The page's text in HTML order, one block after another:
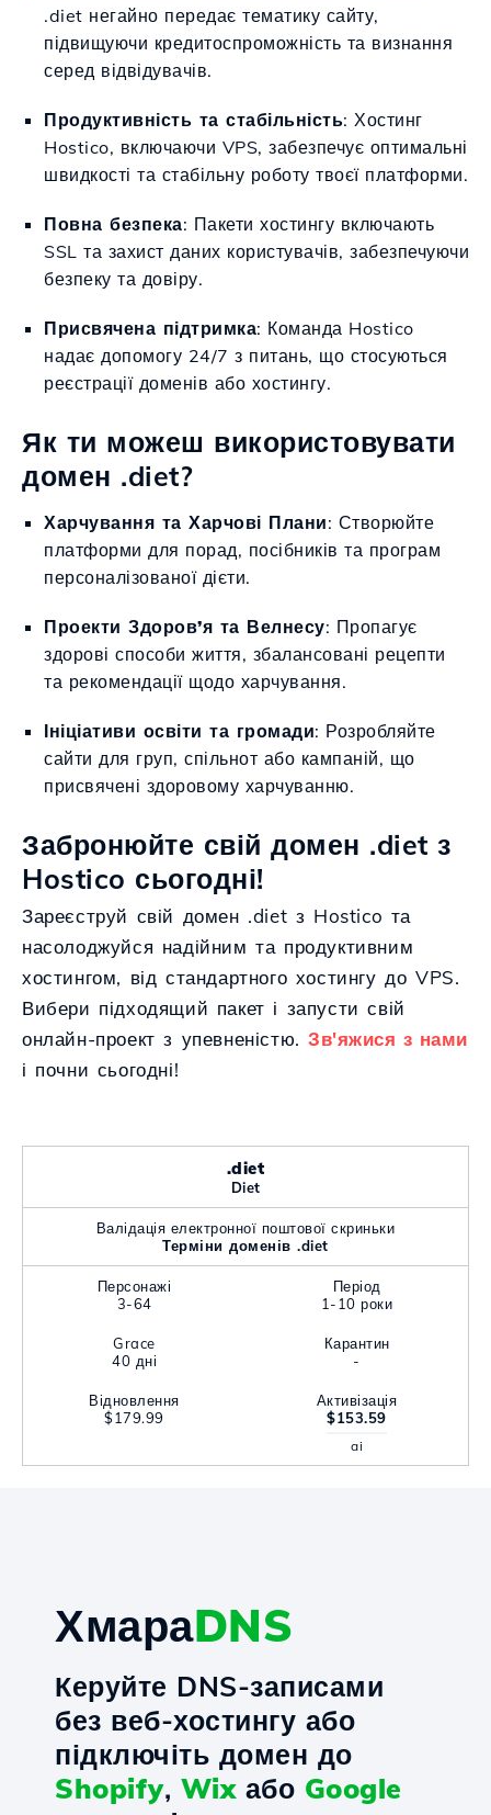
.diet негайно передає тематику сайту,
підвищуючи кредитоспроможність та визнання
серед відвідувачів.
Продуктивність та стабільність: Хостинг
Hostico, включаючи VPS, забезпечує оптимальні
швидкості та стабільну роботу твоєї платформи.
Повна безпека: Пакети хостингу включають
SSL та захист даних користувачів, забезпечуючи
безпеку та довіру.
Присвячена підтримка: Команда Hostico
надає допомогу 24/7 з питань, що стосуються
реєстрації доменів або хостингу.
Як ти можеш використовувати
домен .diet?
Харчування та Харчові Плани: Створюйте
платформи для порад, посібників та програм
персоналізованої дієти.
Проекти Здоров’я та Велнесу: Пропагує
здорові способи життя, збалансовані рецепти
та рекомендації щодо харчування.
Ініціативи освіти та громади: Розробляйте
сайти для груп, спільнот або кампаній, що
присвячені здоровому харчуванню.
Забронюйте свій домен .diet з
Hostico сьогодні!
Зареєструй свій домен .diet з Hostico та
насолоджуйся надійним та продуктивним
хостингом, від стандартного хостингу до VPS.
Вибери підходящий пакет і запусти свій
онлайн-проект з упевненістю.Зв'яжися з нами
і почни сьогодні!
.diet
Diet
Валідація електронної поштової скриньки
Терміни доменів .diet
Персонажі
3-64
Період
1-10 роки
Grace
40 дні
Карантин
-
Відновлення
$179.99
Активізація
$153.59
ai
ХмараDNS
Керуйте DNS-записами
без веб-хостингу або
підключіть домен до
Shopify, Wixабо Google